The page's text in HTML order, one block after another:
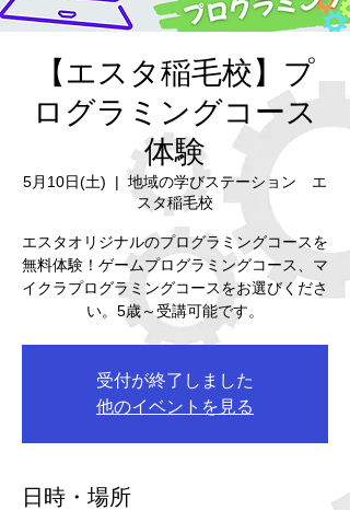
【エスタ稲毛校】プ
ログラミングコース
体験
5月10日(土)
  |
地域の学びステーション エ
スタ稲毛校
エスタオリジナルのプログラミングコースを
無料体験！ゲームプログラミングコース、マ
イクラプログラミングコースをお選びくださ
い。5歳～受講可能です。
受付が終了しました
他のイベントを見る
日時・場所